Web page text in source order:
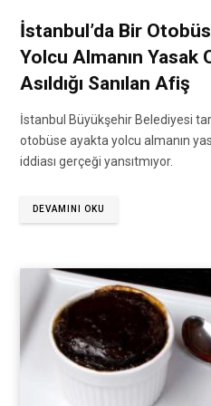
İstanbul’da Bir
Yolcu Almanın Yasak
Asıldığı Sanılan Afiş
İstanbul Büyükşehir Belediyesi
otobüse ayakta yolcu almanın
iddiası gerçeği yansıtmıyor.
DEVAMINI OKU